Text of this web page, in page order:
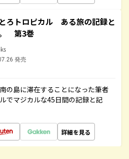
ろトロピカル ある旅の記録と
第3巻
発売
の島に滞在することになった筆者
でマジカルな45日間の記録と記
詳細を見る